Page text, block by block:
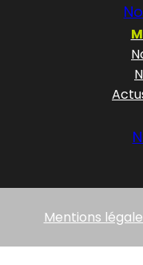
Mentions